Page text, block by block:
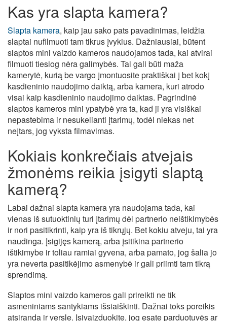
Kas yra slapta kamera?
Slapta kamera, kaip jau sako pats pavadinimas, leidžia
slaptai nufilmuoti tam tikrus įvykius. Dažniausiai, būtent
slaptos mini vaizdo kameros naudojamos tada, kai atvirai
filmuoti tiesiog nėra galimybės. Tai gali būti maža
kamerytė, kurią be vargo įmontuosite praktiškai į bet kokį
kasdieninio naudojimo daiktą, arba kamera, kuri atrodo
visai kaip kasdieninio naudojimo daiktas. Pagrindinė
slaptos kameros mini ypatybė yra ta, kad ji yra visiškai
nepastebima ir nesukelianti įtarimų, todėl niekas net
neįtars, jog vyksta filmavimas.
Kokiais konkrečiais atvejais
žmonėms reikia įsigyti slaptą
kamerą?
Labai dažnai slapta kamera yra naudojama tada, kai
vienas iš sutuoktinių turi įtarimų dėl partnerio neištikimybės
ir nori pasitikrinti, kaip yra iš tikrųjų. Bet kokiu atveju, tai yra
naudinga. Įsigijęs kamerą, arba įsitikina partnerio
ištikimybe ir toliau ramiai gyvena, arba pamato, jog šalia jo
yra neverta pasitikėjimo asmenybė ir gali priimti tam tikrą
sprendimą.
Slaptos mini vaizdo kameros gali prireikti ne tik
asmeniniams santykiams išsiaiškinti. Dažnai toks poreikis
atsiranda ir versle. Įsivaizduokite, jog esate parduotuvės ar